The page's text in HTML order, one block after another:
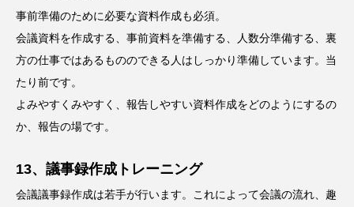
事前準備のために必要な資料作成も必須。
会議資料を作成する、事前資料を準備する、人数分準備する、裏
方の仕事ではあるもののできる人はしっかり準備しています。当
たり前です。
よみやすくみやすく、報告しやすい資料作成をどのようにするの
か、報告の場です。
13、議事録作成トレーニング
会議議事録作成は若手が行います。これによって会議の流れ、趣